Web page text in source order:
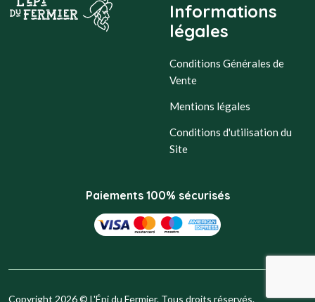
Informations
légales
Conditions Générales de
Vente
Mentions légales
Conditions d'utilisation du
Site
Paiements 100% sécurisés
Copyright 2026 © L'Épi du Fermier. Tous droits réservés.